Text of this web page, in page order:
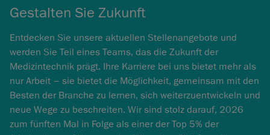
Gestalten Sie Zukunft
Entdecken Sie unsere aktuellen Stellenangebote und
werden Sie Teil eines Teams, das die Zukunft der
Medizintechnik prägt. Ihre Karriere bei uns bietet mehr als
nur Arbeit – sie bietet die Möglichkeit, gemeinsam mit den
Besten der Branche zu lernen, sich weiterzuentwickeln und
neue Wege zu beschreiten. Wir sind stolz darauf, 2026
zum fünften Mal in Folge als einer der Top 5% der